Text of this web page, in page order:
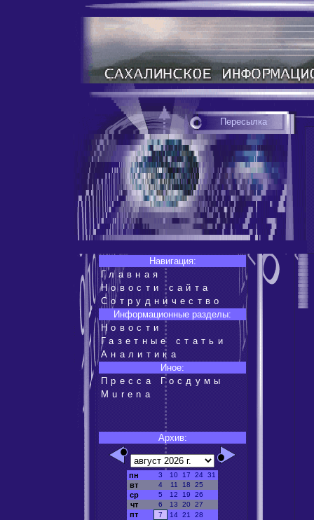
Пересылка
Навигация:
Главная
Новости сайта
Сотрудничество
Информационные разделы:
Новости
Газетные статьи
Аналитика
Иное:
Пресса Госдумы
Murena
Архив:
пн 3 10 17 24 31
вт 4 11 18 25
ср 5 12 19 26
чт 6 13 20 27
пт 7 14 21 28